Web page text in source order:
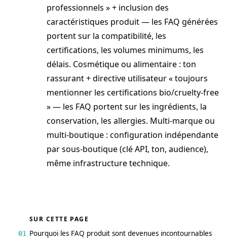
professionnels » + inclusion des
caractéristiques produit — les FAQ générées
portent sur la compatibilité, les
certifications, les volumes minimums, les
délais. Cosmétique ou alimentaire : ton
rassurant + directive utilisateur « toujours
mentionner les certifications bio/cruelty-free
» — les FAQ portent sur les ingrédients, la
conservation, les allergies. Multi-marque ou
multi-boutique : configuration indépendante
par sous-boutique (clé API, ton, audience),
même infrastructure technique.
SUR CETTE PAGE
01 Pourquoi les FAQ produit sont devenues incontournables